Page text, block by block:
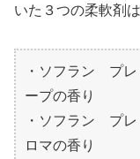
いた３つの柔軟剤は
・ソフラン プ
ープの香り
・ソフラン プ
ロマの香り